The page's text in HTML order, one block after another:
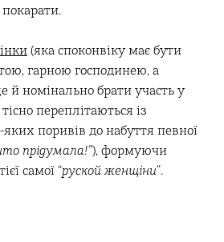
(яка споконвіку має бути
гарною господинею, а
й номінально брати участь у
переплітаються із
поривів до набуття певної
прідумала!”), формуючи
самої “руской женщіни”.